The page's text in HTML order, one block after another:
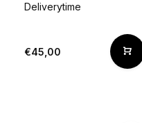
Deliverytime
€45,00